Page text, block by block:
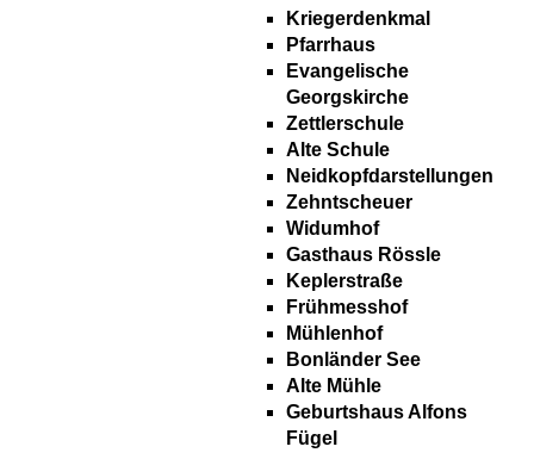
Kriegerdenkmal
Pfarrhaus
Evangelische
Georgskirche
Zettlerschule
Alte Schule
Neidkopfdarstellungen
Zehntscheuer
Widumhof
Gasthaus Rössle
Keplerstraße
Frühmesshof
Mühlenhof
Bonländer See
Alte Mühle
Geburtshaus Alfons
Fügel